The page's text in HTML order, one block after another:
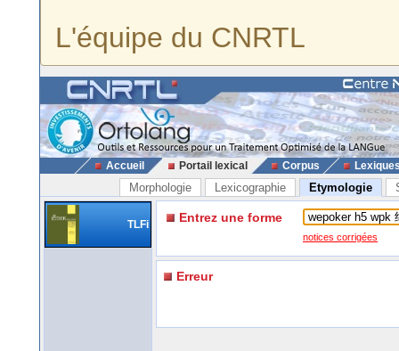
L'équipe du CNRTL
Accueil Portail lexical Corpus
Morphologie Lexicographie Etymologie
TLFi Entrez une forme
notices corrigées
Erreur